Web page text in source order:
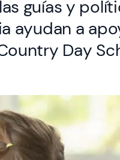
guías y
ayudan a
Day